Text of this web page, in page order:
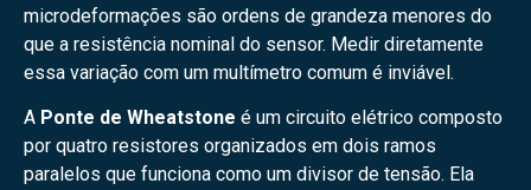
microdeformações são ordens de grandeza menores do
que a resistência nominal do sensor. Medir diretamente
essa variação com um multímetro comum é inviável.
A Ponte de Wheatstone é um circuito elétrico composto
por quatro resistores organizados em dois ramos
paralelos que funciona como um divisor de tensão. Ela